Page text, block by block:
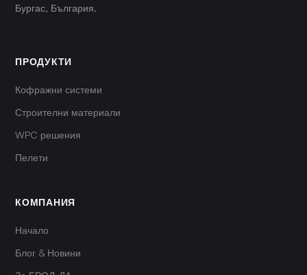
Бургас, България.
Кофражни системи
Строителни материали
WPC решения
Пелети
ПРОДУКТИ
Начало
Блог & Новини
КОМПАНИЯ